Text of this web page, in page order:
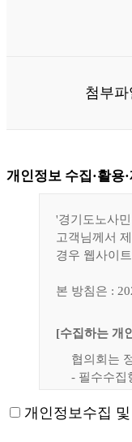
첨부파
개인정보 수집·활용
'경기도노사
고객님께서
경우 웹사이
본 방침은 :
[수집하는 개
협의회는
- 필수수집
개인정보수집